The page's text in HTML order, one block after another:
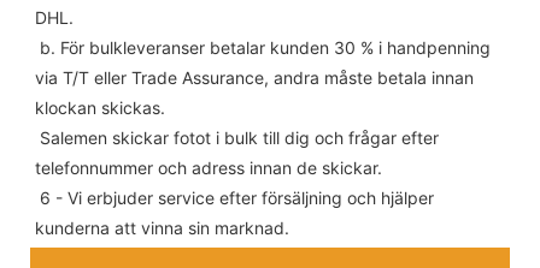
DHL.
via T/T eller Trade Assurance, andra måste betala innan
klockan skickas.
telefonnummer och adress innan de skickar.
kunderna att vinna sin marknad.